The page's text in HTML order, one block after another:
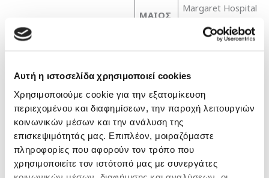
Αυτή η ιστοσελίδα χρησιμοποιεί cookies
Χρησιμοποιούμε cookie για την εξατομίκευση
περιεχομένου και διαφημίσεων, την παροχή λειτουργιών
κοινωνικών μέσων και την ανάλυση της
επισκεψιμότητάς μας. Επιπλέον, μοιραζόμαστε
πληροφορίες που αφορούν τον τρόπο που
χρησιμοποιείτε τον ιστότοπό μας με συνεργάτες
ΜΑΙΟΣ
Margaret Hospital)
τεχνικές
ΦΕΒ
2016 –
ΦΕΒ
2020
Β΄Ουρολογικής
Α.Π.Θ. ΓΝΘ
‘’Παπαγεωργίου’’
ΦΕΒ
2016 –
sub-investigator
ερευνητής) σε